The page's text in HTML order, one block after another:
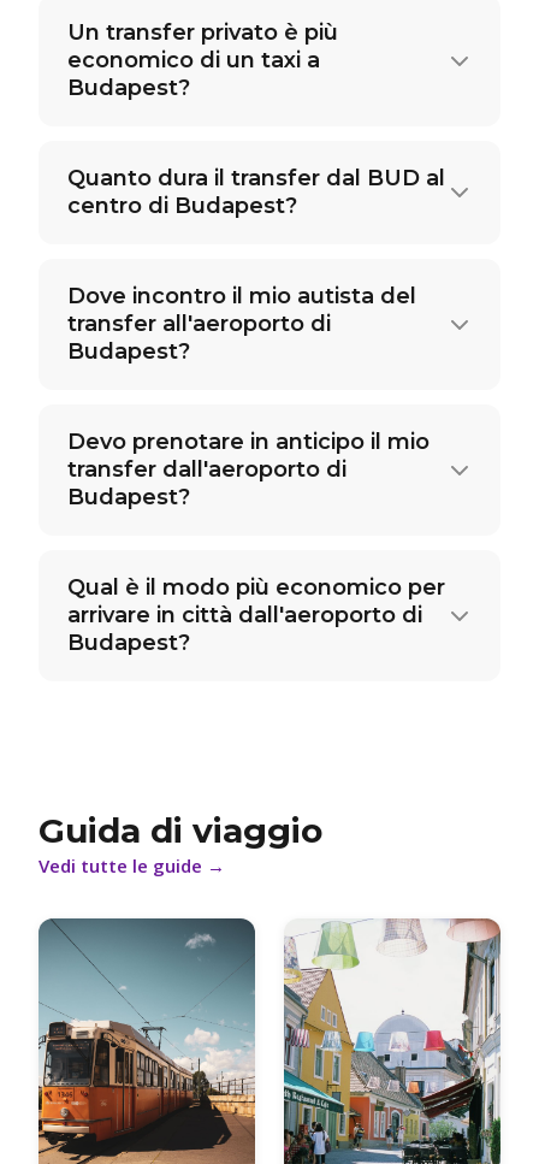
Un transfer privato è più
economico di un taxi a
Budapest?
Quanto dura il transfer dal BUD al
centro di Budapest?
Dove incontro il mio autista del
transfer all'aeroporto di
Budapest?
Devo prenotare in anticipo il mio
transfer dall'aeroporto di
Budapest?
Qual è il modo più economico per
arrivare in città dall'aeroporto di
Budapest?
Guida di viaggio
Vedi tutte le guide →